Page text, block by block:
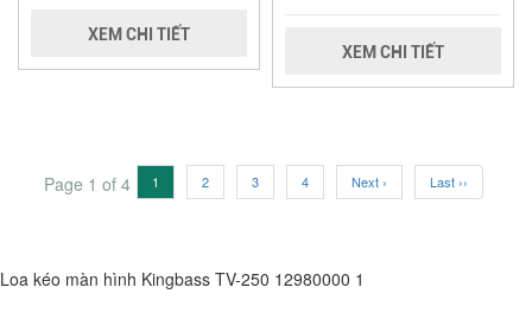
XEM CHI TIẾT
XEM CHI TIẾT
Page 1 of 4 1 2 3 4 Next › Last ››
Loa kéo màn hình Kingbass TV-250 12980000 1